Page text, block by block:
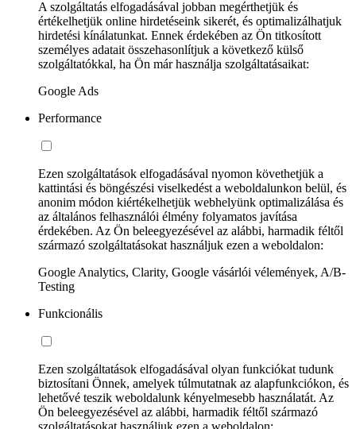
A szolgáltatás elfogadásával jobban megérthetjük és
értékelhetjük online hirdetéseink sikerét, és optimalizálhatjuk
hirdetési kínálatunkat. Ennek érdekében az Ön titkosított
személyes adatait összehasonlítjuk a következő külső
szolgáltatókkal, ha Ön már használja szolgáltatásaikat:
Google Ads
Performance
Ezen szolgáltatások elfogadásával nyomon követhetjük a
kattintási és böngészési viselkedést a weboldalunkon belül, és
anonim módon kiértékelhetjük webhelyünk optimalizálása és
az általános felhasználói élmény folyamatos javítása
érdekében. Az Ön beleegyezésével az alábbi, harmadik féltől
származó szolgáltatásokat használjuk ezen a weboldalon:
Google Analytics, Clarity, Google vásárlói vélemények, A/B-
Testing
Funkcionális
Ezen szolgáltatások elfogadásával olyan funkciókat tudunk
biztosítani Önnek, amelyek túlmutatnak az alapfunkciókon, és
lehetővé teszik weboldalunk kényelmesebb használatát. Az
Ön beleegyezésével az alábbi, harmadik féltől származó